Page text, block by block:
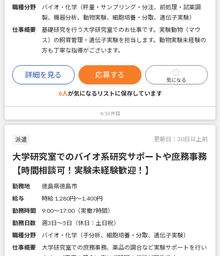
職種分野
バイオ・化学（秤量・サンプリング・分注、前処理・試薬調
製、機器分析、動物実験、細胞培養・分取、遺伝子実験）
仕事概要
基礎研究を行う大学研究室でのお仕事です。実験動物（マウ
ス）の飼育管理・遺伝子実験を担当します。動物実験未経験の
方も丁寧な指導がございます。
詳細を見る 応募する
気になる
8人が気になるリストに保存しています
4/10件目
派遣 更新日： 30日以上前
大学研究室でのバイオ系研究サポートや庶務事務
【時間相談可！実験未経験歓迎！】
勤務地
徳島県徳島市
給与
時給 1,280円〜1,400円
勤務時間
9:00～17:00（実働7時間）
勤務日数
週3日～5日（休日：土日祝）
職種分野
バイオ・化学（手分析、細胞培養・分取、遺伝子実験）
仕事概要
大学研究室での庶務事務、薬品の調合など実験サポートを行い